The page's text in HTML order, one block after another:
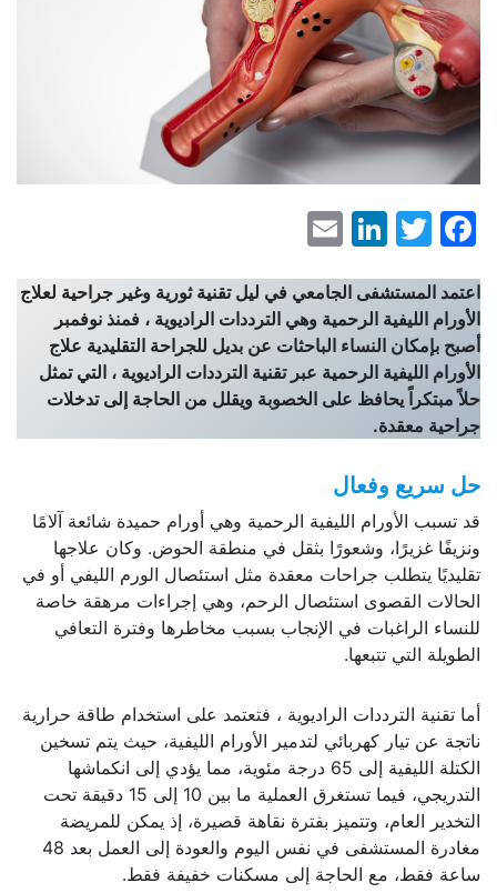
Facebook
Twitter
LinkedIn
اعتمد المستشفى الجامعي في ليل تقنية ثورية وغير جراحية لعلاج
الأورام الليفية الرحمية وهي الترددات الراديوية ، فمنذ نوفمبر
أصبح بإمكان النساء الباحثات عن بديل للجراحة التقليدية علاج
الأورام الليفية الرحمية عبر تقنية الترددات الراديوية ، التي تمثل
حلاً مبتكراً يحافظ على الخصوبة ويقلل من الحاجة إلى تدخلات
جراحية معقدة.
حل سريع وفعال
قد تسبب الأورام الليفية الرحمية وهي أورام حميدة شائعة آلامًا
ونزيفًا غزيرًا، وشعورًا بثقل في منطقة الحوض. وكان علاجها
تقليديًا يتطلب جراحات معقدة مثل استئصال الورم الليفي أو في
الحالات القصوى استئصال الرحم، وهي إجراءات مرهقة خاصة
للنساء الراغبات في الإنجاب بسبب مخاطرها وفترة التعافي
الطويلة التي تتبعها.
أما تقنية الترددات الراديوية ، فتعتمد على استخدام طاقة حرارية
ناتجة عن تيار كهربائي لتدمير الأورام الليفية، حيث يتم تسخين
الكتلة الليفية إلى 65 درجة مئوية، مما يؤدي إلى انكماشها
التدريجي، فيما تستغرق العملية ما بين 10 إلى 15 دقيقة تحت
التخدير العام، وتتميز بفترة نقاهة قصيرة، إذ يمكن للمريضة
مغادرة المستشفى في نفس اليوم والعودة إلى العمل بعد 48
ساعة فقط، مع الحاجة إلى مسكنات خفيفة فقط.